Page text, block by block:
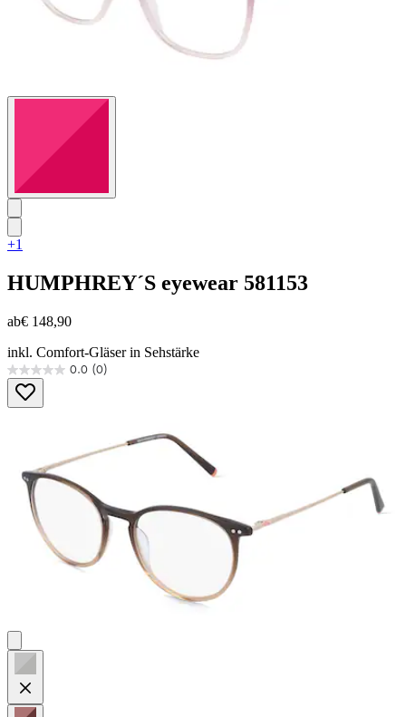
+1
HUMPHREY´S eyewear 581153
ab€ 148,90
inkl. Comfort-Gläser in Sehstärke
0.0 (0)
0.0
von
5